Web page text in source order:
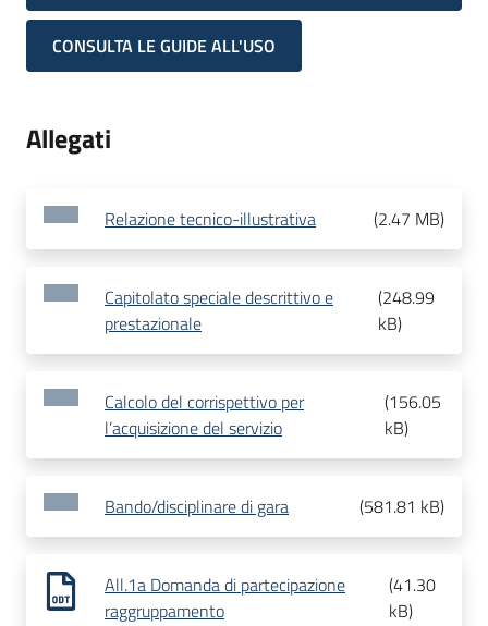
CONSULTA LE GUIDE ALL'USO
Allegati
Relazione tecnico-illustrativa (2.47 MB)
Capitolato speciale descrittivo e
prestazionale
(248.99
kB)
Calcolo del corrispettivo per
l’acquisizione del servizio
(156.05
kB)
Bando/disciplinare di gara (581.81 kB)
All.1a Domanda di partecipazione
raggruppamento
(41.30
kB)